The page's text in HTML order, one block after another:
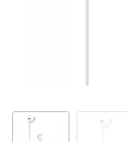
Soundbars